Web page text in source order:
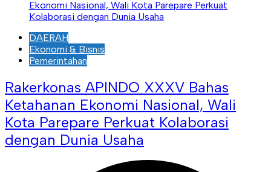
DAERAH
Ekonomi & Bisnis
Pemerintahan
Rakerkonas APINDO XXXV Bahas
Ketahanan Ekonomi Nasional, Wali
Kota Parepare Perkuat Kolaborasi
dengan Dunia Usaha